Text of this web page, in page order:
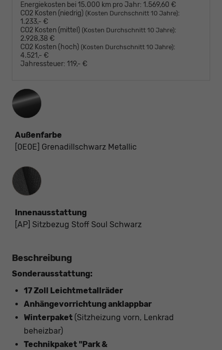
Energiekosten bei 15.000 km pro Jahr: 1.569,60 €
CO2 Kosten (niedrig) (Kosten Durchschnitt 10 Jahre):
1.233,- €
CO2 Kosten (mittel) (Kosten Durchschnitt 10 Jahre):
2.928,38 €
CO2 Kosten (hoch) (Kosten Durchschnitt 10 Jahre):
4.521,- €
Jahressteuer: 119,- €
Außenfarbe
[0E0E] Grenadillschwarz Metallic
Innenausstattung
Innenausstattung
[AP] Sitzbezug Stoff Soul Schwarz
Beschreibung
Sonderausstattung:
17 Zoll Leichtmetallräder
Anhängevorrichtung anklappbar
Winterpaket (Sitzheizung vorn, Lenkrad
beheizbar)
Technikpaket "Park &